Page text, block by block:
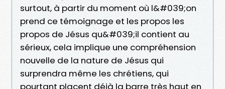
surtout, à partir du moment où l&#039;on
prend ce témoignage et les propos les
propos de Jésus qu&#039;il contient au
sérieux, cela implique une compréhension
nouvelle de la nature de Jésus qui
surprendra même les chrétiens, qui
pourtant placent déjà la barre très haut en